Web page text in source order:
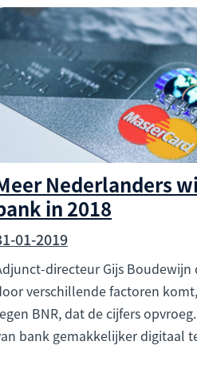
Nederlanders
in 2018
01-2019
directeur Gijs
verschillende factoren
BNR, dat de cijfers
bank gemakkelijker digitaal